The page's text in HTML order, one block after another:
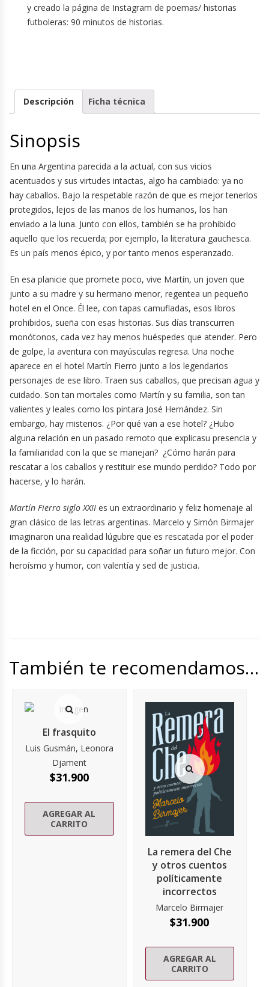
y creado la página de Instagram de poemas/ historias
futboleras: 90 minutos de historias.
Descripción Ficha técnica
Sinopsis
En una Argentina parecida a la actual, con sus vicios
acentuados y sus virtudes intactas, algo ha cambiado: ya no
hay caballos. Bajo la respetable razón de que es mejor tenerlos
protegidos, lejos de las manos de los humanos, los han
enviado a la luna. Junto con ellos, también se ha prohibido
aquello que los recuerda; por ejemplo, la literatura gauchesca.
Es un país menos épico, y por tanto menos esperanzado.
En esa planicie que promete poco, vive Martín, un joven que
junto a su madre y su hermano menor, regentea un pequeño
hotel en el Once. Él lee, con tapas camufladas, esos libros
prohibidos, sueña con esas historias. Sus días transcurren
monótonos, cada vez hay menos huéspedes que atender. Pero
de golpe, la aventura con mayúsculas regresa. Una noche
aparece en el hotel Martín Fierro junto a los legendarios
personajes de ese libro. Traen sus caballos, que precisan agua y
cuidado. Son tan mortales como Martín y su familia, son tan
valientes y leales como los pintara José Hernández. Sin
embargo, hay misterios. ¿Por qué van a ese hotel? ¿Hubo
alguna relación en un pasado remoto que explicasu presencia y
la familiaridad con la que se manejan? ¿Cómo harán para
rescatar a los caballos y restituir ese mundo perdido? Todo por
hacerse, y lo harán.
Martín Fierro siglo XXII es un extraordinario y feliz homenaje al
gran clásico de las letras argentinas. Marcelo y Simón Birmajer
imaginaron una realidad lúgubre que es rescatada por el poder
de la ficción, por su capacidad para soñar un futuro mejor. Con
heroísmo y humor, con valentía y sed de justicia.
También te recomendamos…
El frasquito
Luis Gusmán, Leonora
Djament
$31.900
AGREGAR AL
CARRITO
La remera del Che
y otros cuentos
políticamente
incorrectos
Marcelo Birmajer
$31.900
AGREGAR AL
CARRITO